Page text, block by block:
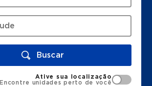
Buscar
Ative sua localização
Encontre unidades perto de você